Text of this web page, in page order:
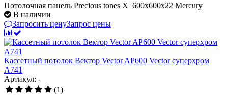
Потолочная панель Precious tones X 600x600x22 Mercury
В наличии
Запросить ценуЗапрос цены
Кассетный потолок Вектор Veсtor AP600 Vector суперхром
А741
Артикул: -
(1)